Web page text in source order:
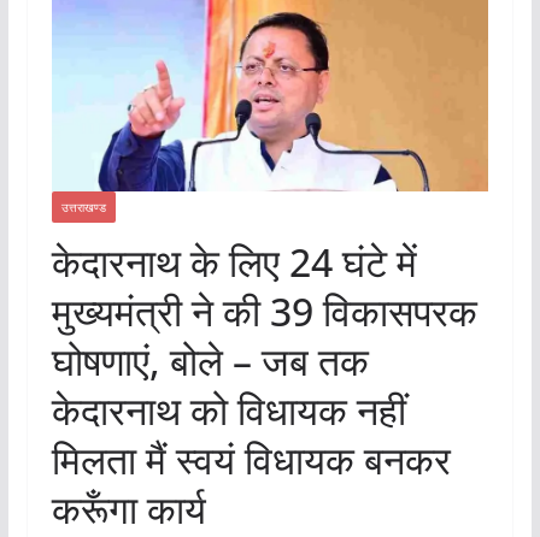
उत्तराखण्ड
केदारनाथ के लिए 24 घंटे में
मुख्यमंत्री ने की 39 विकासपरक
घोषणाएं, बोले – जब तक
केदारनाथ को विधायक नहीं
मिलता मैं स्वयं विधायक बनकर
करूँगा कार्य